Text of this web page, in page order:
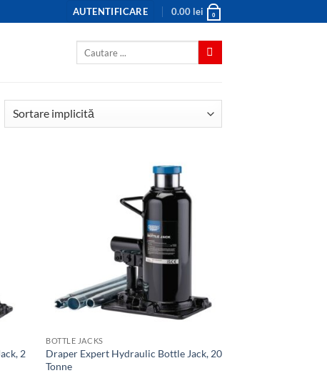
AUTENTIFICARE 0.00 lei 0
BOTTLE JACKS
Draper Expert Hydraulic Bottle Jack, 20
Tonne